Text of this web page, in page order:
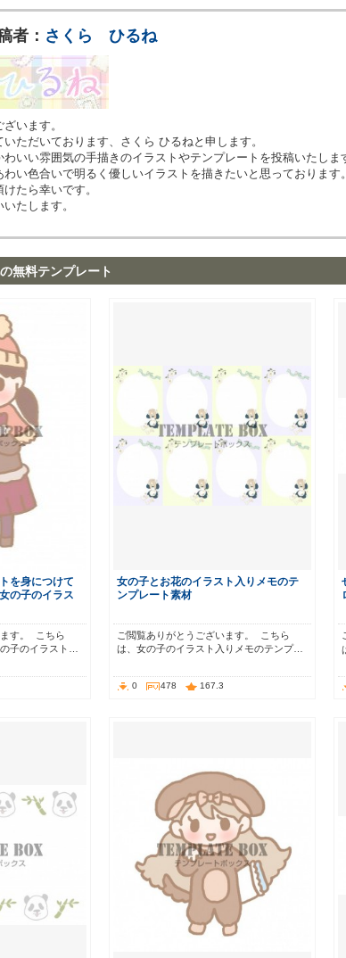
者： さくら ひるね
います。
ただいております、さくら ひるねと申します。
いい雰囲気の手描きのイラストやテンプレートを投稿いたしま
い色合いで明るく優しいイラストを描きたいと思っております。
たら幸いです。
たします。
無料テンプレート
を身につけて
の子のイラス
す。 こちら
子のイラスト…
女の子とお花のイラスト入りメモのテ
ンプレート素材
ご閲覧ありがとうございます。 こちら
は、女の子のイラスト入りメモのテンプ…
0 478 167.3